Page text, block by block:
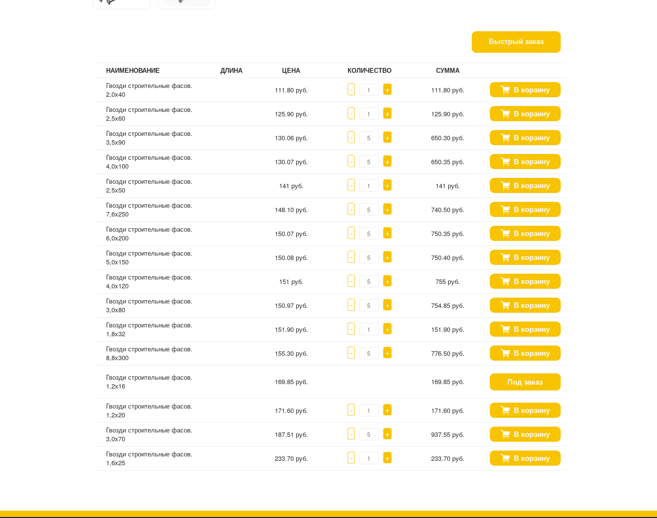
Быстрый заказ
НАИМЕНОВАНИЕ ДЛИНА ЦЕНА КОЛИЧЕСТВО
СУММА
Гвозди строительные фасов.
2,0х40
111.80 руб. - + 111.80 руб. В корзину
Гвозди строительные фасов.
2,5х60
125.90 руб. - + 125.90 руб. В корзину
Гвозди строительные фасов.
3,5х90
130.06 руб. - + 650.30 руб. В корзину
Гвозди строительные фасов.
4,0х100
130.07 руб. - + 650.35 руб. В корзину
Гвозди строительные фасов.
2,5х50
141 руб. - + 141 руб. В корзину
Гвозди строительные фасов.
7,6х250
148.10 руб. - + 740.50 руб. В корзину
Гвозди строительные фасов.
6,0х200
150.07 руб. - + 750.35 руб. В корзину
Гвозди строительные фасов.
5,0х150
150.08 руб. - + 750.40 руб. В корзину
Гвозди строительные фасов.
4,0х120
151 руб. - + 755 руб. В корзину
Гвозди строительные фасов.
3,0х80
150.97 руб. - + 754.85 руб. В корзину
Гвозди строительные фасов.
1,8х32
151.90 руб. - + 151.90 руб. В корзину
Гвозди строительные фасов.
8,8х300
155.30 руб. - + 776.50 руб. В корзину
Гвозди строительные фасов.
1,2х16
169.85 руб. 169.85 руб. Под заказ
Гвозди строительные фасов.
1,2х20
171.60 руб. - + 171.60 руб. В корзину
Гвозди строительные фасов.
3,0х70
187.51 руб. - + 937.55 руб. В корзину
Гвозди строительные фасов.
1,6х25
233.70 руб. - + 233.70 руб. В корзину